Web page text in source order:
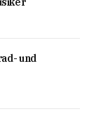
und